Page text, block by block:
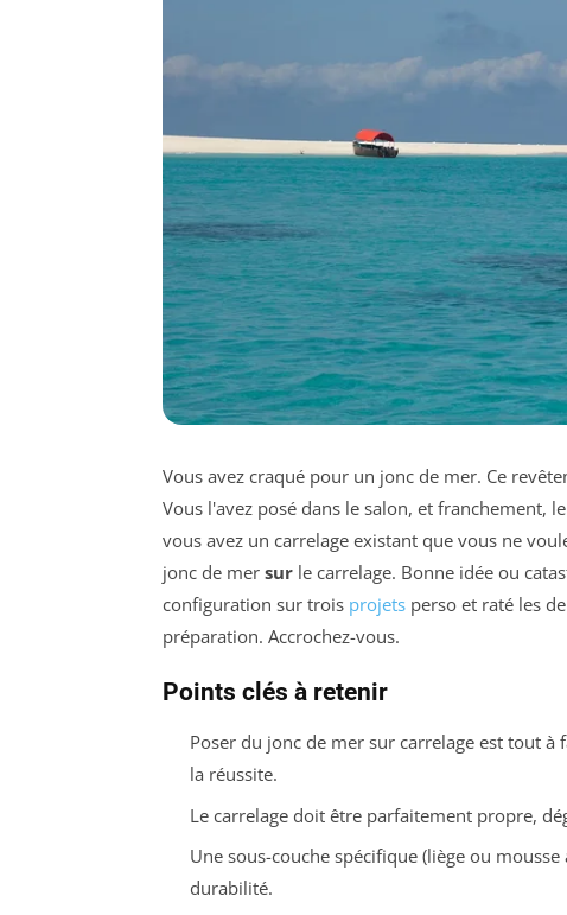
Vous avez craqué pour un jonc de mer. Ce
Vous l'avez posé dans le salon, et franchement,
vous avez un carrelage existant que vous ne
jonc de mer sur le carrelage. Bonne idée ou
configuration sur trois projets perso et raté les
préparation. Accrochez-vous.
Points clés à retenir
Poser du jonc de mer sur carrelage est tout
la réussite.
Le carrelage doit être parfaitement propre,
Une sous-couche spécifique (liège ou
durabilité.